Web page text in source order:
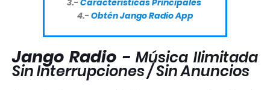
3.-Características Principales
4.-Obtén Jango Radio App
Jango Radio -Música Ilimitada
Sin Interrupciones / Sin Anuncios